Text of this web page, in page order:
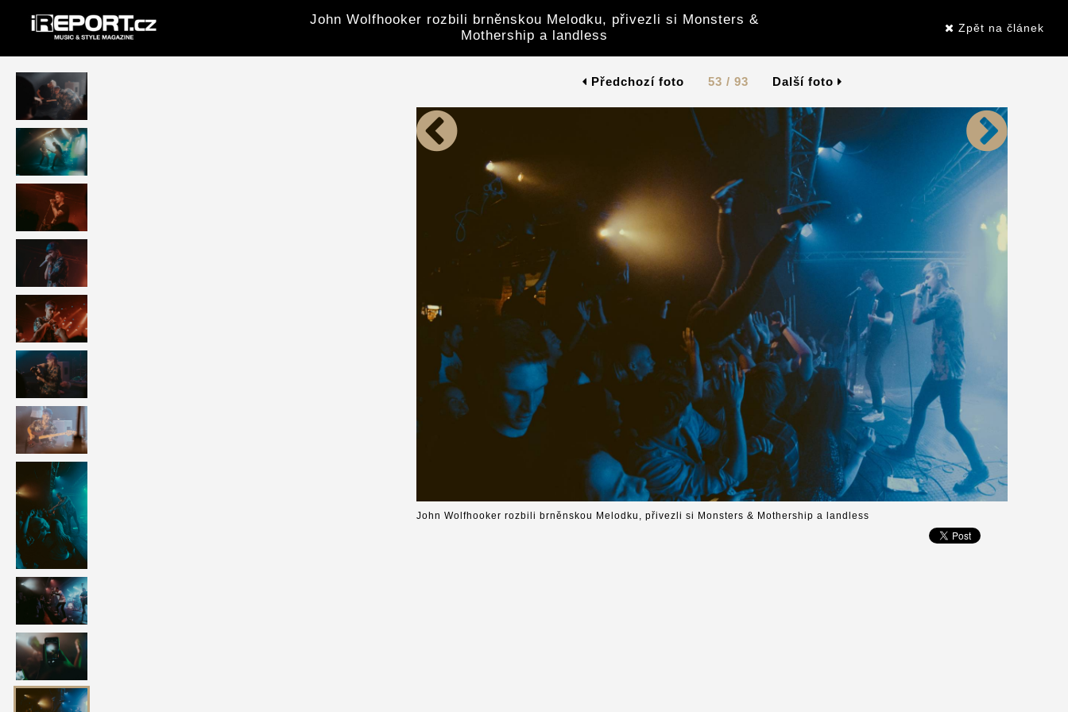
John Wolfhooker rozbili brněnskou Melodku, přivezli si Monsters &
Mothership a landless
Zpět na článek
Předchozí foto 53 / 93 Další foto
John Wolfhooker rozbili brněnskou Melodku, přivezli si Monsters & Mothership a landless